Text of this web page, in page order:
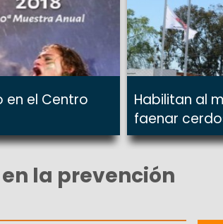
en el Centro
Habilitan al
faenar
la prevención